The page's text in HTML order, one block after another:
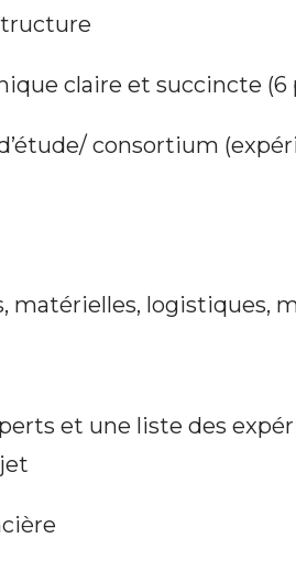
claire et succincte (6
consortium
matérielles, logistiques,
et une liste des